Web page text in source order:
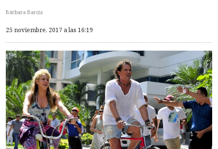
Bárbara Barcia
25 noviembre, 2017 a las 16:19